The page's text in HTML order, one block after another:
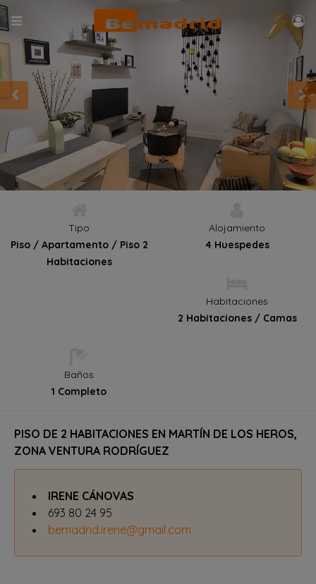
Tipo
Piso / Apartamento / Piso 2
Habitaciones
Alojamiento
4 Huespedes
Habitaciones
2 Habitaciones / Camas
Baños
1 Completo
PISO DE 2 HABITACIONES EN MARTÍN DE LOS HEROS,
ZONA VENTURA RODRÍGUEZ
IRENE CÁNOVAS
693 80 24 95
bemadrid.irene@gmail.com